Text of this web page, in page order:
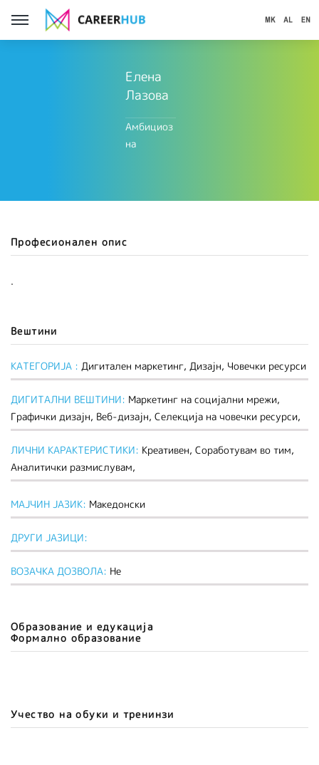
Елена
Лазова
Амбициоз
на
Професионален опис
.
Вештини
КАТЕГОРИЈА : Дигитален маркетинг, Дизајн, Човечки ресурси
ДИГИТАЛНИ ВЕШТИНИ: Mаркетинг на социјални мрежи,
Графички дизајн, Веб-дизајн, Селекција на човечки ресурси,
ЛИЧНИ КАРАКТЕРИСТИКИ: Креативен, Соработувам во тим,
Аналитички размислувам,
МАЈЧИН ЈАЗИК: Македонски
ДРУГИ ЈАЗИЦИ:
ВОЗАЧКА ДОЗВОЛА: Не
Образование и едукација
Формално образование
Учество на обуки и тренинзи